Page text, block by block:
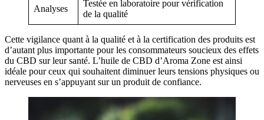
Analyses
Testée en laboratoire pour vérification
de la qualité
Cette vigilance quant à la qualité et à la certification des produits est
d’autant plus importante pour les consommateurs soucieux des effets
du CBD sur leur santé. L’huile de CBD d’Aroma Zone est ainsi
idéale pour ceux qui souhaitent diminuer leurs tensions physiques ou
nerveuses en s’appuyant sur un produit de confiance.